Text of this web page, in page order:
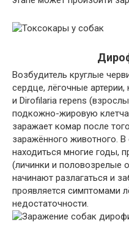
Возбудитель круглые
сердце, лёгочные
и Dirofilaria repens
подкожно-жировую
заражает комар после
заражённого животного. В
находиться многие годы,
(личинки и половозрелые
начинают разлагаться и
проявляется симптомами
недостаточности.